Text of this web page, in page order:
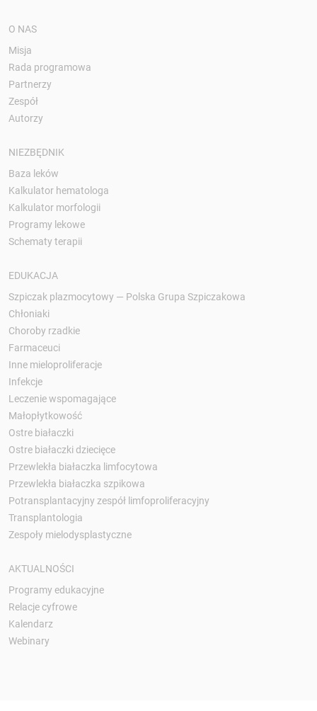
O NAS
Misja
Rada programowa
Partnerzy
Zespół
Autorzy
NIEZBĘDNIK
Baza leków
Kalkulator hematologa
Kalkulator morfologii
Programy lekowe
Schematy terapii
EDUKACJA
Szpiczak plazmocytowy — Polska Grupa Szpiczakowa
Chłoniaki
Choroby rzadkie
Farmaceuci
Inne mieloproliferacje
Infekcje
Leczenie wspomagające
Małopłytkowość
Ostre białaczki
Ostre białaczki dziecięce
Przewlekła białaczka limfocytowa
Przewlekła białaczka szpikowa
Potransplantacyjny zespół limfoproliferacyjny
Transplantologia
Zespoły mielodysplastyczne
AKTUALNOŚCI
Programy edukacyjne
Relacje cyfrowe
Kalendarz
Webinary